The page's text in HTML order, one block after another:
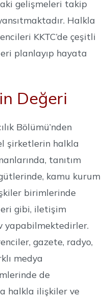
gelişmeleri takip
Halkla
KKTC’de çeşitli
planlayıp hayata
Değeri
Bölümü’nden
şirketlerin halkla
tanıtım
kamu kurum
birimlerinde
gibi, iletişim
yapabilmektedirler.
gazete, radyo,
medya
de
halkla ilişkiler ve